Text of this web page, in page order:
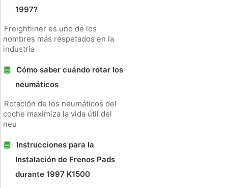
1997?
Freightliner es uno de los
nombres más respetados en la
industria
Cómo saber cuándo rotar los
neumáticos
Rotación de los neumáticos del
coche maximiza la vida útil del
neu
Instrucciones para la
Instalación de Frenos Pads
durante 1997 K1500